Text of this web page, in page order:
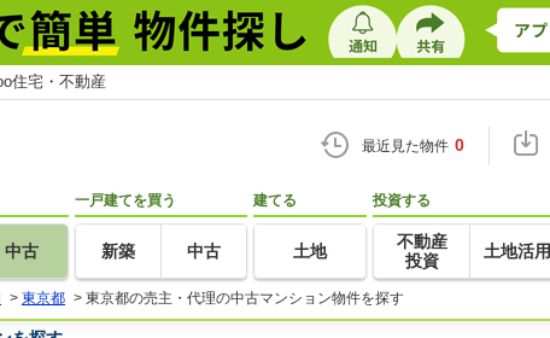
住宅・不動産
最近見た物件 0
中古
一戸建てを買う
新築 中古
建てる
土地
投資する
不動産
投資
土地活用
> 東京都 > 東京都の売主・代理の中古マンション物件を探す